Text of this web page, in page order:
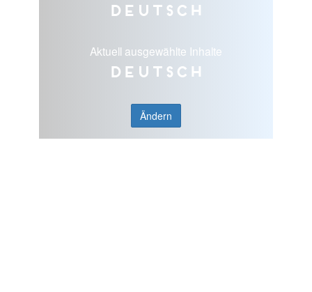
Deutsch
Aktuell ausgewählte Inhalte
Deutsch
Ändern